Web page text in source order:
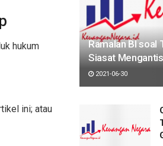
hukum
ini; atau
Ramalan BI soal
Siasat
2021-06-30